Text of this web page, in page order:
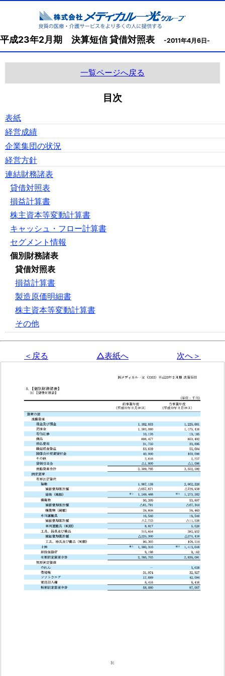
平成23年2月期 決算短信 貸借対照表 -2011年4月6日-
一覧ページへ戻る
目次
表紙
経営成績
企業集団の状況
経営方針
連結財務諸表
貸借対照表
損益計算書
株主資本等変動計算書
キャッシュ・フロー計算書
セグメント情報
個別財務諸表
貸借対照表
損益計算書
製造原価明細書
株主資本等変動計算書
その他
＜戻る △表紙へ 次へ＞